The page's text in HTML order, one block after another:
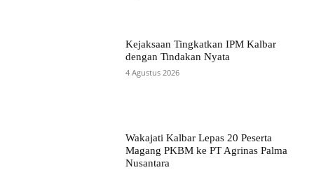
Kejaksaan Tingkatkan IPM Kalbar
dengan Tindakan Nyata
4 Agustus 2026
Wakajati Kalbar Lepas 20 Peserta
Magang PKBM ke PT Agrinas Palma
Nusantara